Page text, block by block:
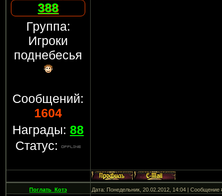
388
Группа:
Игроки
поднебесья
Сообщений:
1604
Награды: 88
Статус:
Поглать_Котэ Дата: Понедельник, 20.02.2012, 14:04 | Сообщение